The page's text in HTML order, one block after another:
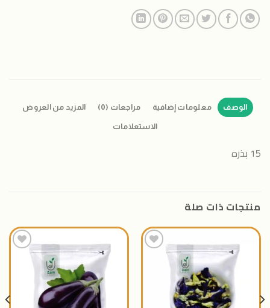
الوصف معلومات إضافية مراجعات (0) المزيد من العروض
الاستعلامات
15 بذره
منتجات ذات صلة
المنتجات
المفضلة